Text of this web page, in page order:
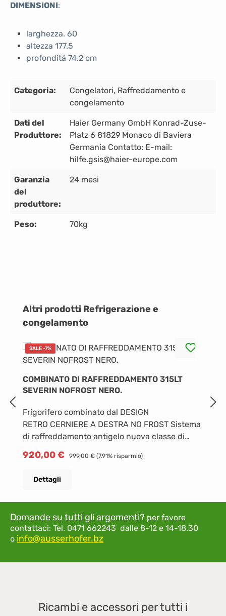
DIMENSIONI:
larghezza. 60
altezza 177.5
profonditá 74.2 cm
Categoria: Congelatori, Raffreddamento e
congelamento
Dati del
Produttore:
Haier Germany GmbH Konrad-Zuse-
Platz 6 81829 Monaco di Baviera
Germania Contatto: E-mail:
hilfe.gsis@haier-europe.com
Garanzia
del
produttore:
24 mesi
Peso: 70kg
Salta la galleria dei prodotti
Altri prodotti Refrigerazione e
congelamento
SALE -7%
COMBINATO DI RAFFREDDAMENTO 315LT
SEVERIN NOFROST NERO.
Frigorifero combinato dal DESIGN
RETRO CERNIERE A DESTRA NO FROST Sistema
di raffreddamento antigelo nuova classe di
l, Congelatore 90 lt Congela 5 kg in 24
Frost Dimensioni Larghezza 59,7 Altezza
Prezzo di vendita:
920,00 € Prezzo normale:
999,00 € (7.91% risparmio)
Dettagli
Domande su tutti gli argomenti? per favore
contattaci: Tel. 0471 662243 dalle 8-12 e 14-18.30
o info@ausserhofer.bz
Ricambi e accessori per tutti i